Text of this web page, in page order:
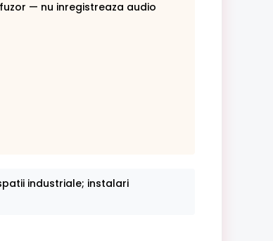
— nu inregistreaza audio
industriale; instalari